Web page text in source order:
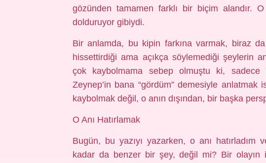
gözünden tamamen farklı bir biçim alandır.
dolduruyor gibiydi.
Bir anlamda, bu kipin farkına varmak, biraz da
hissettirdiği ama açıkça söylemediği şeylerin
çok kaybolmama sebep olmuştu ki,
Zeynep’in bana “gördüm” demesiyle
kaybolmak değil, o anın dışından, bir başka
O Anı Hatırlamak
Bugün, bu yazıyı yazarken, o anı
kadar da benzer bir şey, değil mi? Bir olayın